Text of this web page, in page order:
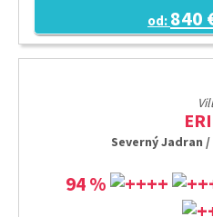
od: 840
Severný Jadran
94 %